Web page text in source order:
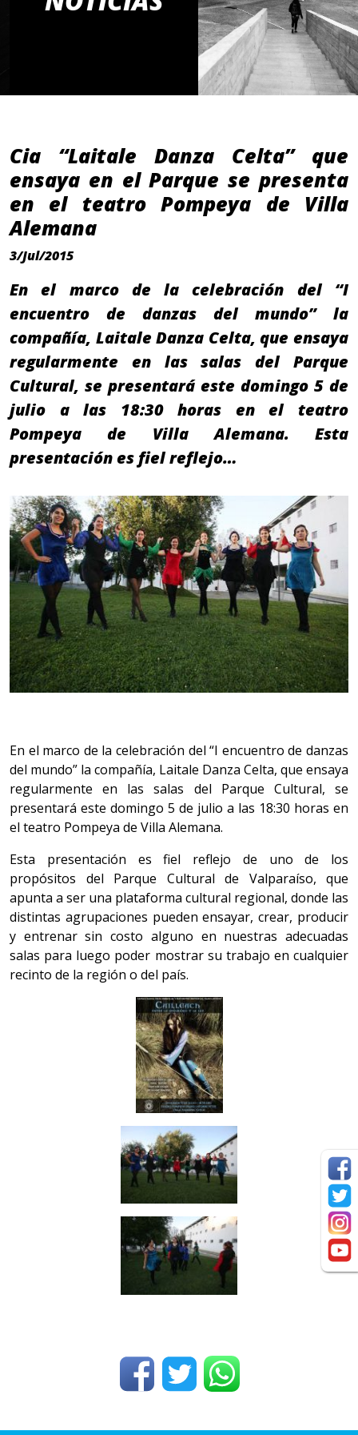
Cia “Laitale Danza Celta” que
ensaya en el Parque se presenta
en el teatro Pompeya de Villa
Alemana
3/Jul/2015
En el marco de la celebración del “I
encuentro de danzas del mundo” la
compañía, Laitale Danza Celta, que ensaya
regularmente en las salas del Parque
Cultural, se presentará este domingo 5 de
julio a las 18:30 horas en el teatro
Pompeya de Villa Alemana. Esta
presentación es fiel reflejo…
En el marco de la celebración del “I encuentro de danzas
del mundo” la compañía, Laitale Danza Celta, que ensaya
regularmente en las salas del Parque Cultural, se
presentará este domingo 5 de julio a las 18:30 horas en
el teatro Pompeya de Villa Alemana.
Esta presentación es fiel reflejo de uno de los
propósitos del Parque Cultural de Valparaíso, que
apunta a ser una plataforma cultural regional, donde las
distintas agrupaciones pueden ensayar, crear, producir
y entrenar sin costo alguno en nuestras adecuadas
salas para luego poder mostrar su trabajo en cualquier
recinto de la región o del país.